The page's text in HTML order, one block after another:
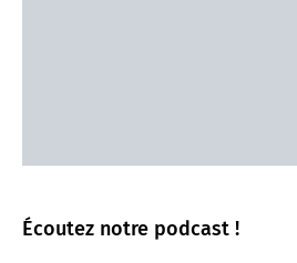
Écoutez notre podcast !